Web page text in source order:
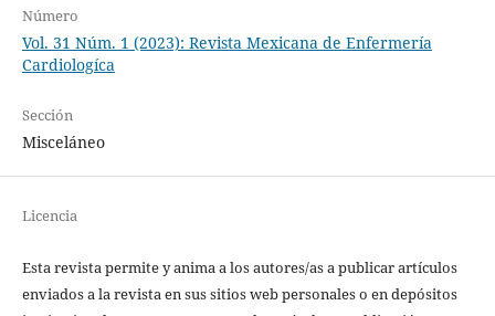
Número
Vol. 31 Núm. 1 (2023): Revista Mexicana de Enfermería
Cardiologíca
Sección
Misceláneo
Licencia
Esta revista permite y anima a los autores/as a publicar artículos
enviados a la revista en sus sitios web personales o en depósitos